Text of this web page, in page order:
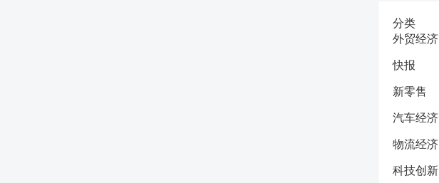
分类
外贸经济
快报
新零售
汽车经济
物流经济
科技创新